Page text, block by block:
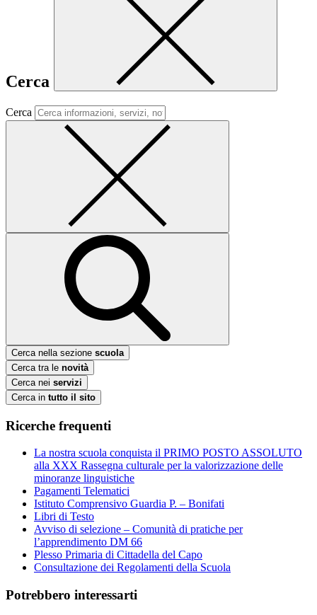
Cerca
Cerca
Cerca nella sezione scuola
Cerca tra le novità
Cerca nei servizi
Cerca in tutto il sito
Ricerche frequenti
La nostra scuola conquista il PRIMO POSTO ASSOLUTO
alla XXX Rassegna culturale per la valorizzazione delle
minoranze linguistiche
Pagamenti Telematici
Istituto Comprensivo Guardia P. – Bonifati
Libri di Testo
Avviso di selezione – Comunità di pratiche per
l’apprendimento DM 66
Plesso Primaria di Cittadella del Capo
Consultazione dei Regolamenti della Scuola
Potrebbero interessarti